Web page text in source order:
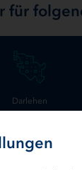
für
Darlehen